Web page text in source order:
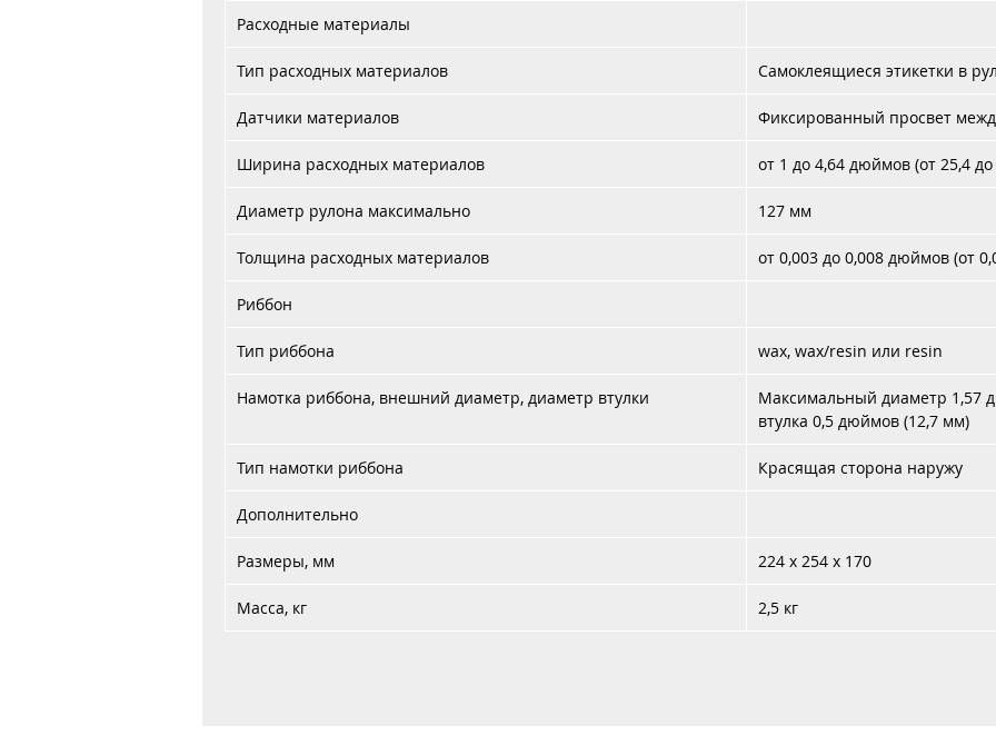
Расходные материалы
Тип расходных материалов Самоклеящиеся этикетки в
Датчики материалов Фиксированный просвет
Ширина расходных материалов от 1 до 4,64 дюймов (от 25,4
Диаметр рулона максимально 127 мм
Толщина расходных материалов от 0,003 до 0,008 дюймов (от
Риббон
Тип риббона wax, wax/resin или resin
Намотка риббона, внешний диаметр, диаметр втулки
Максимальный диаметр 1,57
втулка 0,5 дюймов (12,7 мм)
Тип намотки риббона Красящая сторона наружу
Дополнительно
Размеры, мм 224 x 254 x 170
Масса, кг 2,5 кг